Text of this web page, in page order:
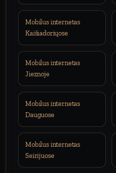
Mobilus internetas
Kaišiadoriųose
Mobilus internetas
Jieznoje
Mobilus internetas
Dauguose
Mobilus internetas
Seirijuose